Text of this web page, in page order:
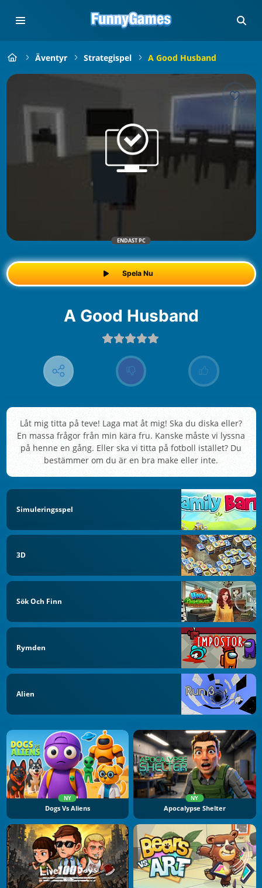
Äventyr Strategispel A Good Husband
ENDAST PC
Spela Nu
A Good Husband
Låt mig titta på teve! Laga mat åt mig! Ska du diska eller?
En massa frågor från min kära fru. Kanske måste vi lyssna
på henne en gång. Eller ska vi titta på fotboll istället? Du
bestämmer om du är en bra make eller inte.
Simuleringsspel
3D
Sök Och Finn
Rymden
Alien
NY
Dogs Vs Aliens
NY
Apocalypse Shelter